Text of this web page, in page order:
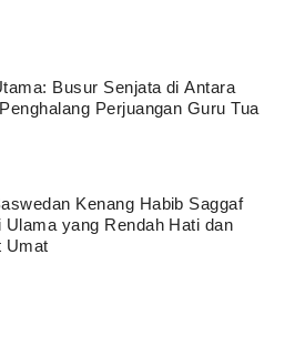
Busur Senjata di Antara
Perjuangan Guru Tua
Kenang Habib Saggaf
Ulama yang Rendah Hati dan
Umat